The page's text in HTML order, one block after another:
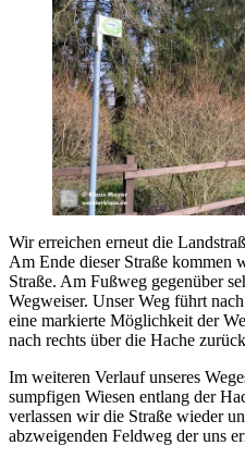
Wir erreichen erneut die
Am Ende dieser Straße kommen
Straße. Am Fußweg gegenüber
Wegweiser. Unser Weg führt
eine markierte Möglichkeit der
nach rechts über die Hache
Im weiteren Verlauf unseres
sumpfigen Wiesen entlang der
verlassen wir die Straße wieder
abzweigenden Feldweg der uns